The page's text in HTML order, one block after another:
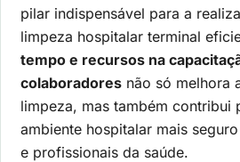
pilar indispensável para a
limpeza hospitalar terminal
tempo e recursos na
colaboradores não só melhora
limpeza, mas também contribui
ambiente hospitalar mais
e profissionais da saúde.